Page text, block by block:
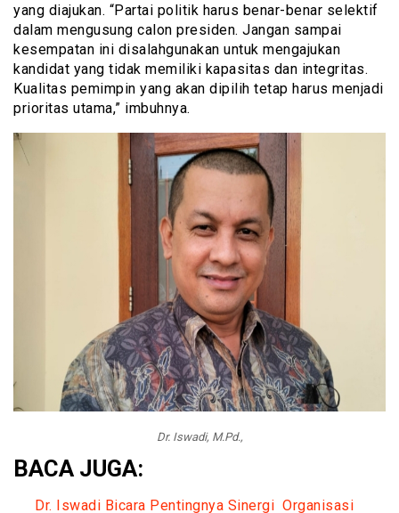
yang diajukan. “Partai politik harus benar-benar selektif
dalam mengusung calon presiden. Jangan sampai
kesempatan ini disalahgunakan untuk mengajukan
kandidat yang tidak memiliki kapasitas dan integritas.
Kualitas pemimpin yang akan dipilih tetap harus menjadi
prioritas utama,” imbuhnya.
Dr. Iswadi, M.Pd.,
BACA JUGA:
Dr. Iswadi Bicara Pentingnya Sinergi Organisasi